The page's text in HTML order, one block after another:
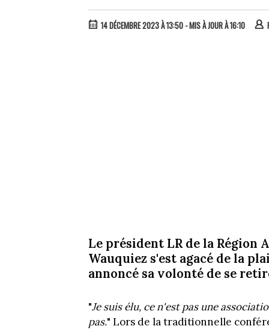
14 DÉCEMBRE 2023 À 13:50 - MIS À JOUR À 16:10
Le président LR de la Région
Wauquiez s'est agacé de la
annoncé sa volonté de se
"Je suis élu, ce n'est pas une
pas." Lors de la traditionnelle